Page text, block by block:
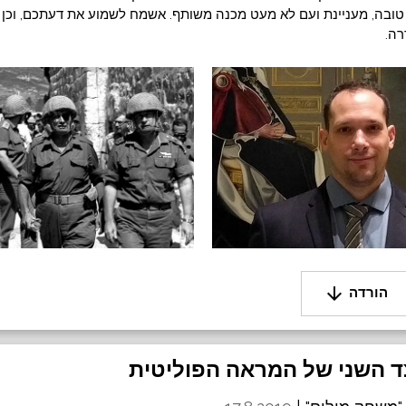
מעניינת ועם לא מעט מכנה משותף. אשמח לשמוע את דעתכם,
הורדה arrow_downward